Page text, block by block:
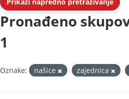
Pronađeno
1
Oznake: našice zajednica